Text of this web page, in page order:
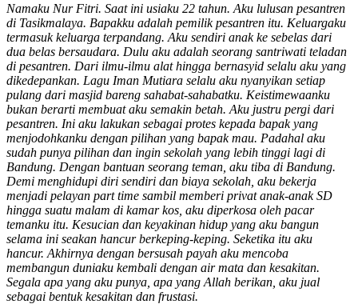
Namaku Nur Fitri. Saat ini usiaku 22 tahun. Aku lulusan pesantren
di Tasikmalaya. Bapakku adalah pemilik pesantren itu. Keluargaku
termasuk keluarga terpandang. Aku sendiri anak ke sebelas dari
dua belas bersaudara. Dulu aku adalah seorang santriwati teladan
di pesantren. Dari ilmu-ilmu alat hingga bernasyid selalu aku yang
dikedepankan. Lagu Iman Mutiara selalu aku nyanyikan setiap
pulang dari masjid bareng sahabat-sahabatku. Keistimewaanku
bukan berarti membuat aku semakin betah. Aku justru pergi dari
pesantren. Ini aku lakukan sebagai protes kepada bapak yang
menjodohkanku dengan pilihan yang bapak mau. Padahal aku
sudah punya pilihan dan ingin sekolah yang lebih tinggi lagi di
Bandung. Dengan bantuan seorang teman, aku tiba di Bandung.
Demi menghidupi diri sendiri dan biaya sekolah, aku bekerja
menjadi pelayan part time sambil memberi privat anak-anak SD
hingga suatu malam di kamar kos, aku diperkosa oleh pacar
temanku itu. Kesucian dan keyakinan hidup yang aku bangun
selama ini seakan hancur berkeping-keping. Seketika itu aku
hancur. Akhirnya dengan bersusah payah aku mencoba
membangun duniaku kembali dengan air mata dan kesakitan.
Segala apa yang aku punya, apa yang Allah berikan, aku jual
sebagai bentuk kesakitan dan frustasi.